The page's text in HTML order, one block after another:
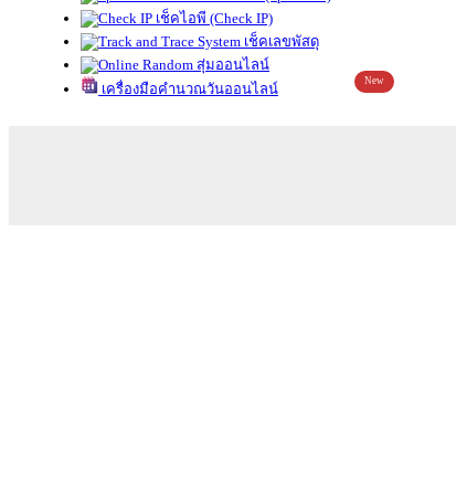
เช็คไอพี (Check IP)
เช็คเลขพัสดุ
สุ่มออนไลน์
เครื่องมือคำนวณวันออนไลน์
New